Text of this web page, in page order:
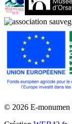
© 2026 E-monumen